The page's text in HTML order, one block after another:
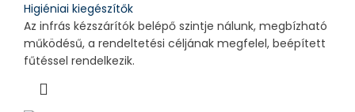
Higiéniai kiegészítők
Az infrás kézszárítók belépő szintje nálunk, megbízható
működésű, a rendeltetési céljának megfelel, beépített
fűtéssel rendelkezik.